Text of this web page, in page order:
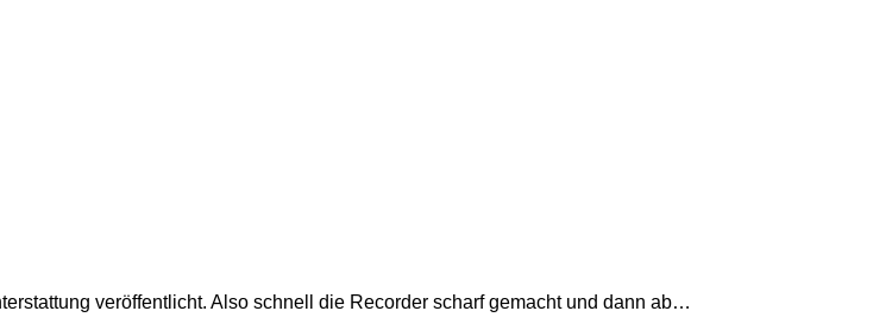
veröffentlicht. Also schnell die Recorder scharf gemacht und dann ab…